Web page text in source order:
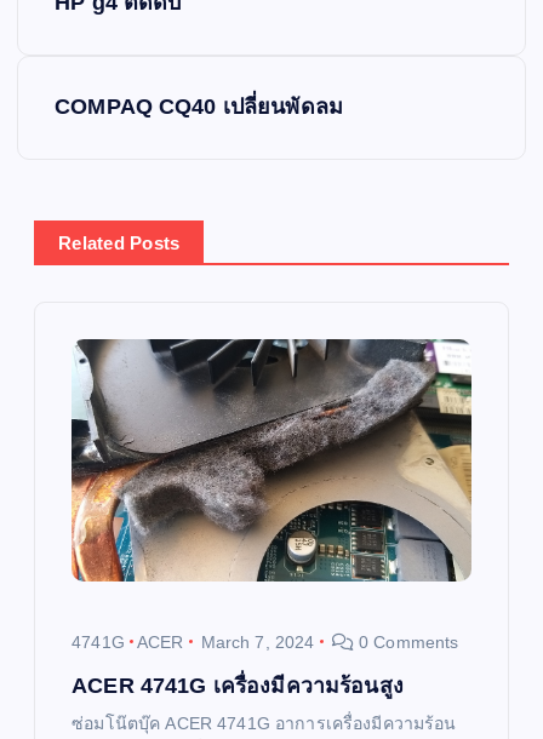
n
a
COMPAQ CQ40 เปลี่ยนพัดลม
Related Posts
4741G ACER March 7, 2024 0 Comments
ACER 4741G เครื่องมีความร้อนสูง
ซ่อมโน๊ตบุ๊ค ACER 4741G อาการเครื่องมีความร้อน